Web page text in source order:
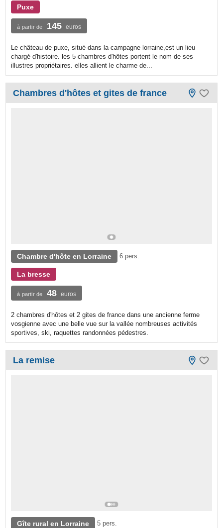
Puxe
à partir de 145 euros
Le château de puxe, situé dans la campagne lorraine,est un lieu
chargé d'histoire. les 5 chambres d'hôtes portent le nom de ses
illustres propriétaires. elles allient le charme de...
Chambres d'hôtes et gites de france
Chambre d'hôte en Lorraine 6 pers.
La bresse
à partir de 48 euros
2 chambres d'hôtes et 2 gites de france dans une ancienne ferme
vosgienne avec une belle vue sur la vallée nombreuses activités
sportives, ski, raquettes randonnées pédestres.
La remise
Gîte rural en Lorraine 5 pers.